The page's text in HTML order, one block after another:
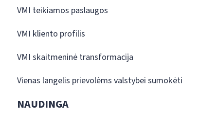
VMI teikiamos paslaugos
VMI kliento profilis
VMI skaitmeninė transformacija
Vienas langelis prievolėms valstybei sumokėti
NAUDINGA